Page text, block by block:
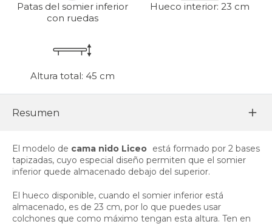
Patas del somier inferior
con ruedas
Hueco interior: 23 cm
Altura total: 45 cm
Resumen
El modelo de cama nido Liceo está formado por 2 bases
tapizadas, cuyo especial diseño permiten que el somier
inferior quede almacenado debajo del superior.
El hueco disponible, cuando el somier inferior está
almacenado, es de 23 cm, por lo que puedes usar
colchones que como máximo tengan esta altura. Ten en